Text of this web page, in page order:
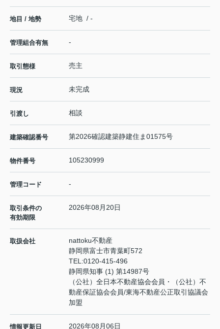
地目 / 地勢 宅地 / -
管理組合有無 -
取引態様 売主
現況 未完成
引渡し 相談
建築確認番号 第2026確認建築静建住ま01575号
物件番号 105230999
管理コード -
取引条件の
有効期限
2026年08月20日
取扱会社
nattoku不動産
静岡県富士市青葉町572
TEL:0120-415-496
静岡県知事 (1) 第14987号
（公社）全日本不動産協会会員・（公社）不
動産保証協会会員/東海不動産公正取引協議会
加盟
情報更新日 2026年08月06日